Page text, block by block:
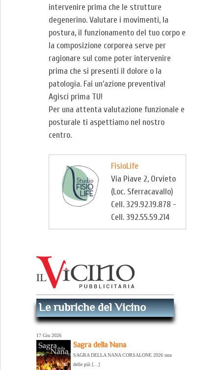
intervenire prima che le strutture
degenerino. Valutare i movimenti, la
postura, il funzionamento del tuo corpo e
la composizione corporea serve per
ragionare sul come poter intervenire
prima che si presenti il dolore o la
patologia. Fai un’azione preventiva!
Agisci prima TU!
Per una attenta valutazione funzionale e
posturale ti aspettiamo nel nostro
centro.
FisioLife
Via Piave 2, Orvieto
(Loc. Sferracavallo)
Cell. 329.92.19.878 -
Cell. 392.55.59.214
Le rubriche del Vicino
17 Giu 2026
Sagra della Nana
SAGRA DELLA NANA CORSALONE 2026 una
delle più […]